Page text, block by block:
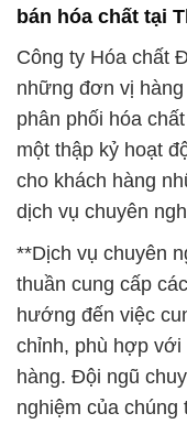
bán hóa chất tại
Công ty Hóa chất
những đơn vị
phân phối hóa
một thập kỷ hoạt
cho khách hàng
dịch vụ chuyên
**Dịch vụ chuyên
thuần cung cấp
hướng đến việc
chỉnh, phù hợp với
hàng. Đội ngũ
nghiệm của